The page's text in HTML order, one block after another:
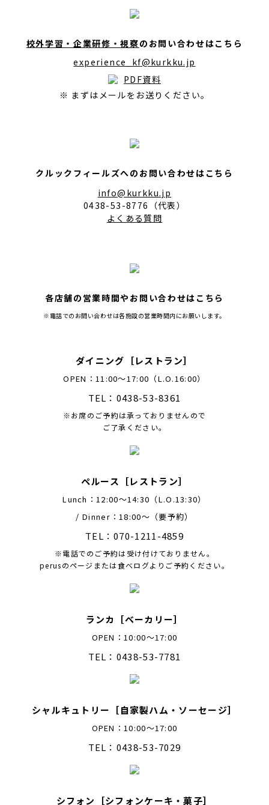
校外学習・企業研修・視察のお問い合わせはこちら
experience_kf@kurkku.jp
PDF資料
※ まずはメールをお送りください。
クルックフィールズへのお問い合わせはこちら
info@kurkku.jp
0438-53-8776（代表）
よくある質問
各店舗の営業時間やお問い合わせはこちら
※電話でのお問い合わせは各施設の営業時間内にお願いします。
ダイニング［レストラン］
OPEN：11:00～17:00（L.O.16:00）
TEL：0438-53-8361
※お席のご予約は承っておりませんので
ご了承ください。
ペルース［レストラン］
Lunch：12:00〜14:30（L.O.13:30）
/ Dinner：18:00〜（要予約）
TEL：070-1211-4859
※電話でのご予約は受け付けておりません。
perusのページまたは食べログよりご予約ください。
ランカ［ベーカリー］
OPEN：10:00～17:00
TEL：0438-53-7781
シャルキュトリー［自家製ハム・ソーセージ］
OPEN：10:00～17:00
TEL：0438-53-7029
シフォン［シフォンケーキ・菓子］